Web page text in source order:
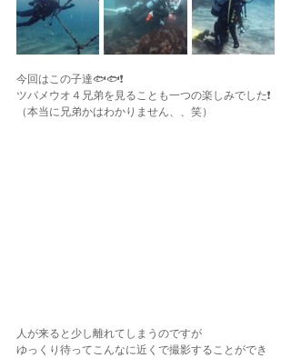
今回はこの子達🐟🐟❗️
ツバメウオ４兄弟を見ることも一つの楽しみでした❗️
（本当に兄弟かはわかりません、、笑）
人が来ると少し離れてしまうのですが
ゆっくり待ってこんなに近くで撮影することができ